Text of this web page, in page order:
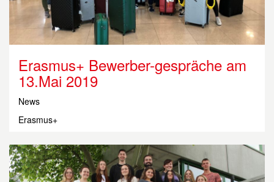
Erasmus+ Bewerber-gespräche am
13.Mai 2019
News
Erasmus+